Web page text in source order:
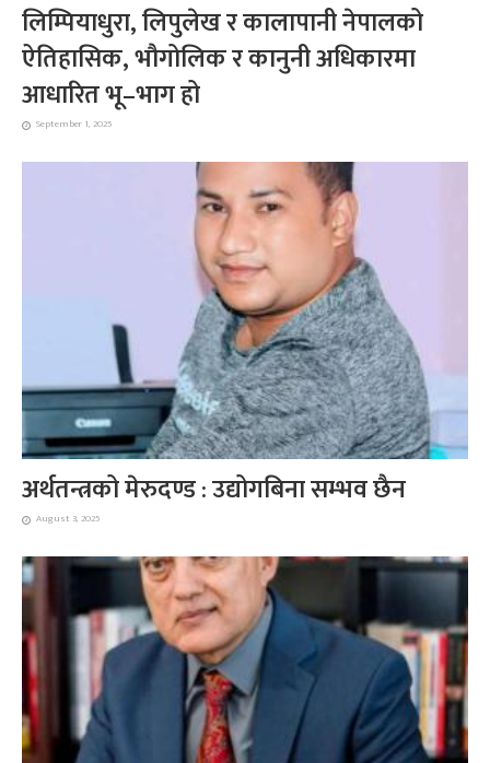
लिम्पियाधुरा, लिपुलेख र कालापानी नेपालको
ऐतिहासिक, भौगोलिक र कानुनी अधिकारमा
आधारित भू–भाग हो
September 1, 2025
अर्थतन्त्रको मेरुदण्ड : उद्योगबिना सम्भव छैन
August 3, 2025